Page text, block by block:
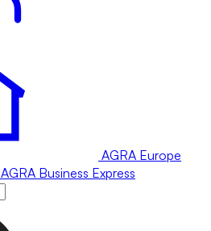
AGRA Europe
AGRA Business Express